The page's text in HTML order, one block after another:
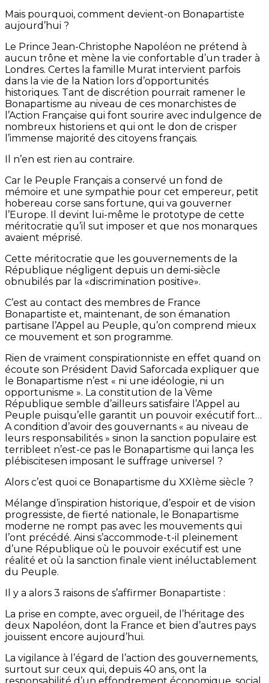
Mais pourquoi, comment devient-on Bonapartiste
aujourd’hui ?
Le Prince Jean-Christophe Napoléon ne prétend à
aucun trône et mène la vie confortable d’un trader à
Londres. Certes la famille Murat intervient parfois
dans la vie de la Nation lors d’opportunités
historiques. Tant de discrétion pourrait ramener le
Bonapartisme au niveau de ces monarchistes de
l’Action Française qui font sourire avec indulgence de
nombreux historiens et qui ont le don de crisper
l’immense majorité des citoyens français.
Il n’en est rien au contraire.
Car le Peuple Français a conservé un fond de
mémoire et une sympathie pour cet empereur, petit
hobereau corse sans fortune, qui va gouverner
l’Europe. Il devint lui-même le prototype de cette
méritocratie qu’il sut imposer et que nos monarques
avaient méprisé.
Cette méritocratie que les gouvernements de la
République négligent depuis un demi-siècle
obnubilés par la «discrimination positive».
C’est au contact des membres de France
Bonapartiste et, maintenant, de son émanation
partisane l’Appel au Peuple, qu’on comprend mieux
ce mouvement et son programme.
Rien de vraiment conspirationniste en effet quand on
écoute son Président David Saforcada expliquer que
le Bonapartisme n’est « ni une idéologie, ni un
opportunisme ». La constitution de la Vème
République semble d’ailleurs satisfaire l’Appel au
Peuple puisqu’elle garantit un pouvoir exécutif fort…
A condition d’avoir des gouvernants « au niveau de
leurs responsabilités » sinon la sanction populaire est
terribleet n’est-ce pas le Bonapartisme qui lança les
plébiscitesen imposant le suffrage universel ?
Alors c’est quoi ce Bonapartisme du XXIème siècle ?
Mélange d’inspiration historique, d’espoir et de vision
progressiste, de fierté nationale, le Bonapartisme
moderne ne rompt pas avec les mouvements qui
l’ont précédé. Ainsi s’accommode-t-il pleinement
d’une République où le pouvoir exécutif est une
réalité et où la sanction finale vient inéluctablement
du Peuple.
Il y a alors 3 raisons de s’affirmer Bonapartiste :
La prise en compte, avec orgueil, de l’héritage des
deux Napoléon, dont la France et bien d’autres pays
jouissent encore aujourd’hui.
La vigilance à l’égard de l’action des gouvernements,
surtout sur ceux qui, depuis 40 ans, ont la